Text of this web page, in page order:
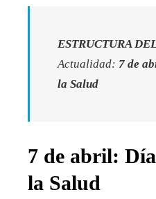
ESTRUCTURA
Actualidad: 7 de
la Salud
7 de abril:
la Salud